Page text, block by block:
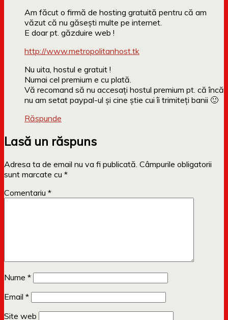
Am făcut o firmă de hosting gratuită pentru că am
văzut că nu găseşti multe pe internet.
E doar pt. găzduire web !
http://www.metropolitanhost.tk
Nu uita, hostul e gratuit !
Numai cel premium e cu plată.
Vă recomand să nu accesaţi hostul premium pt. că încă
nu am setat paypal-ul şi cine ştie cui îi trimiteţi banii 🙂
Răspunde
Lasă un răspuns
Adresa ta de email nu va fi publicată. Câmpurile obligatorii
sunt marcate cu *
Comentariu *
Nume *
Email *
Site web